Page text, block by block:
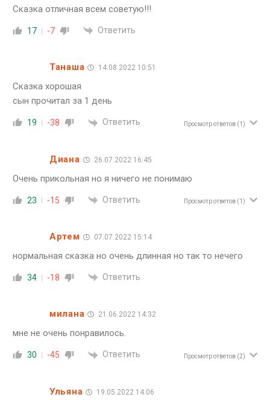
Сказка отличная всем советую!!!
17 -7 Ответить
Танаша 14.08.2022 10:51
Сказка хорошая
сын прочитал за 1 день
19 -38 Ответить Просмотр ответов (1)
Диана 26.07.2022 16:45
Очень прикольная но я ничего не понимаю
23 -15 Ответить Просмотр ответов (1)
Артем 07.07.2022 15:14
нормальная сказка но очень длинная но так то нечего
34 -18 Ответить
милана 21.06.2022 14:32
мне не очень понравилось.
30 -45 Ответить Просмотр ответов (2)
Ульяна 19.05.2022 14:06